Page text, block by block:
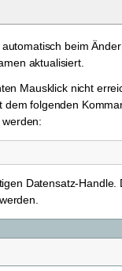
beim
aktualisiert.
Mausklick nicht
folgenden
Datensatz-Handle.